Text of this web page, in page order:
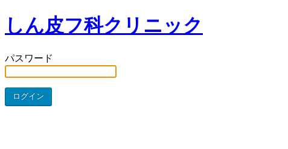
しん皮フ科クリニック
パスワード